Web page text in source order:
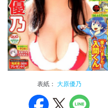
表紙： 大原優乃